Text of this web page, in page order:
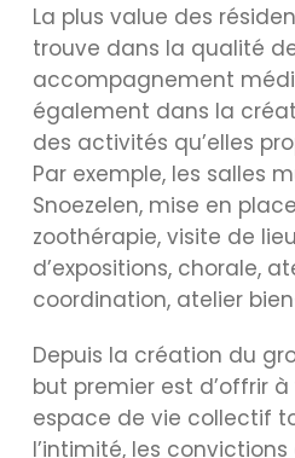
La plus value des
trouve dans la qualité
accompagnement
également dans la
des activités qu’elles
Par exemple, les salles
Snoezelen, mise en
zoothérapie, visite de
d’expositions, chorale,
coordination, atelier
Depuis la création du
but premier est d’offrir
espace de vie collectif
l’intimité, les